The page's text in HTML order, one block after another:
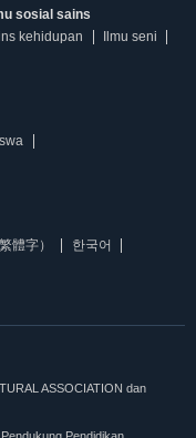
sosial sains
kehidupan
Ilmu seni
體字）
한국어
ASSOCIATION dan